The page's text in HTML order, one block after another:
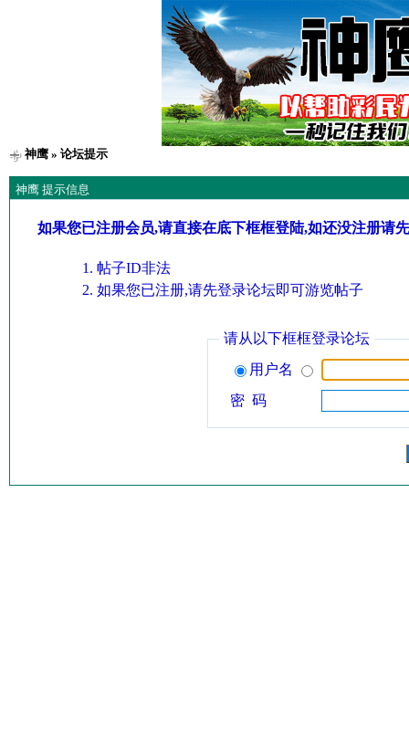
神鹰» 论坛提示
神鹰 提示信息
如果您已注册会员,请直接在底下框框登陆,如还没注册请
帖子ID非法
如果您已注册,请先登录论坛即可游览帖子
请从以下框框登录论坛
用户名
密 码